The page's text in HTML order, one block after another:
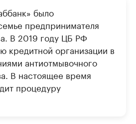
было
предпринимателя
В 2019 году ЦБ РФ
кредитной организации в
антиотмывочного
В настоящее время
процедуру